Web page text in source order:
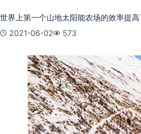
世界上第一个山地太阳能农场的效率提
2021-06-02
573